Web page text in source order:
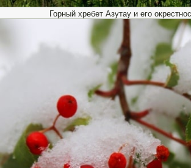
Горный хребет Азутау и его